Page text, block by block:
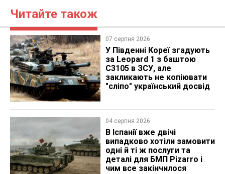
Читайте також
07 серпня 2026
У Південні Кореї згадують
за Leopard 1 з баштою
C3105 в ЗСУ, але
закликають не копіювати
"сліпо" український досвід
04 серпня 2026
В Іспанії вже двічі
випадково хотіли замовити
одні й ті ж послуги та
деталі для БМП Pizarro і
чим все закінчилося